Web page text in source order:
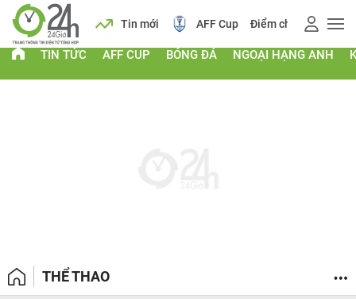
Lịch Tin mới AFF Cup Điểm chuẩn 2026
TIN TỨC AFF CUP BÓNG ĐÁ NGOẠI HẠNG ANH
THỂ THAO